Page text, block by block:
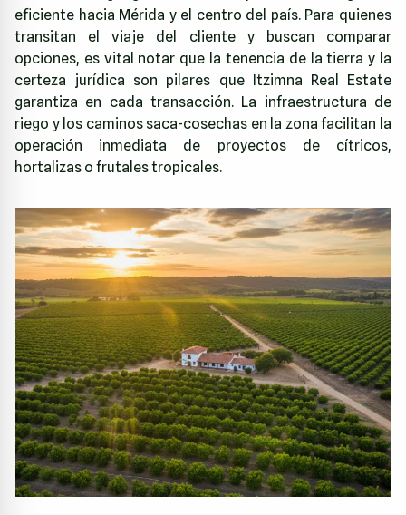
eficiente hacia Mérida y el centro del país. Para quienes
transitan el viaje del cliente y buscan comparar
opciones, es vital notar que la tenencia de la tierra y la
certeza jurídica son pilares que Itzimna Real Estate
garantiza en cada transacción. La infraestructura de
riego y los caminos saca-cosechas en la zona facilitan la
operación inmediata de proyectos de cítricos,
hortalizas o frutales tropicales.